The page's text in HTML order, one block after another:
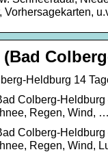
Vorhersagekarten,
Heldburg 14
Colberg-
Regen, Wind, …
Colberg-
Regen, Wind,